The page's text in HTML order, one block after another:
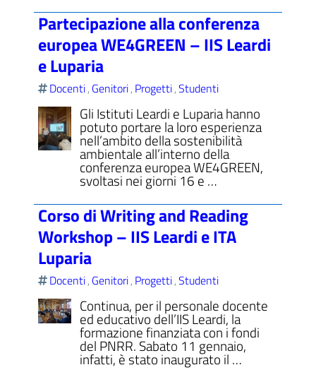
Partecipazione alla conferenza
europea WE4GREEN – IIS Leardi
e Luparia
Docenti, Genitori, Progetti,Studenti
Gli Istituti Leardi e Luparia hanno
potuto portare la loro esperienza
nell’ambito della sostenibilità
ambientale all’interno della
conferenza europea WE4GREEN,
svoltasi nei giorni 16 e …
Corso di Writing and Reading
Workshop – IIS Leardi e ITA
Luparia
Docenti, Genitori, Progetti,Studenti
Continua, per il personale docente
ed educativo dell’IIS Leardi, la
formazione finanziata con i fondi
del PNRR. Sabato 11 gennaio,
infatti, è stato inaugurato il …